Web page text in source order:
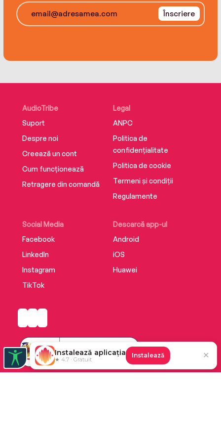
newly revised by author
Înscriere
AudioTribe
Suport
Despre noi
Creează un cont
Cum funcționează
Retragere din comandă
Social Media
Facebook
LinkedIn
Instagram
TikTok
Descarcă app-ul
Android
iOS
Huawei
Legal
ANPC
Politica de
confidențialitate
Politica de cookie
Termeni și condiții
Regulamente
Instalează aplicația
★ 4.7 · Gratuit
Instalează ✕